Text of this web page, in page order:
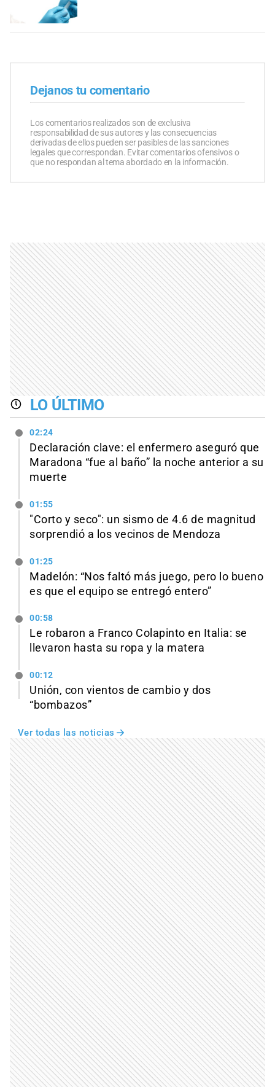
Dejanos tu comentario
Los comentarios realizados son de exclusiva
responsabilidad de sus autores y las consecuencias
derivadas de ellos pueden ser pasibles de las sanciones
legales que correspondan. Evitar comentarios ofensivos o
que no respondan al tema abordado en la información.
LO ÚLTIMO
02:24
Declaración clave: el enfermero aseguró que
Maradona “fue al baño” la noche anterior a su
muerte
01:55
"Corto y seco": un sismo de 4.6 de magnitud
sorprendió a los vecinos de Mendoza
01:25
Madelón: “Nos faltó más juego, pero lo bueno
es que el equipo se entregó entero”
00:58
Le robaron a Franco Colapinto en Italia: se
llevaron hasta su ropa y la matera
00:12
Unión, con vientos de cambio y dos
“bombazos”
Ver todas las noticias